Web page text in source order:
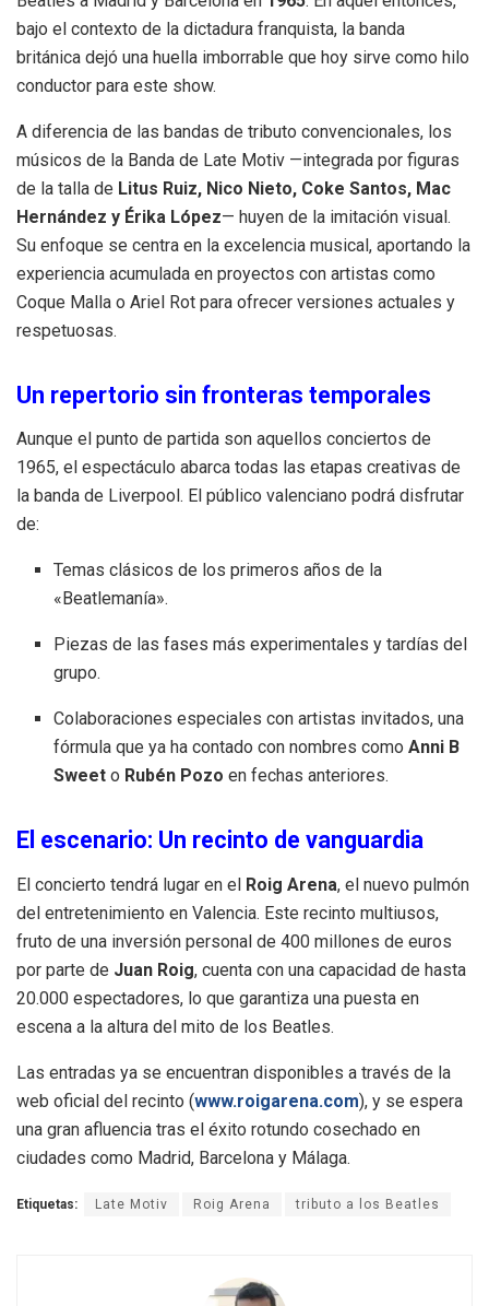
bajo el contexto de la dictadura franquista, la banda
británica dejó una huella imborrable que hoy sirve como hilo
conductor para este show.
A diferencia de las bandas de tributo convencionales, los
músicos de la Banda de Late Motiv —integrada por figuras
de la talla de Litus Ruiz, Nico Nieto, Coke Santos, Mac
Hernández y Érika López— huyen de la imitación visual .
Su enfoque se centra en la excelencia musical, aportando la
experiencia acumulada en proyectos con artistas como
Coque Malla o Ariel Rot para ofrecer versiones actuales y
respetuosas.
Un repertorio sin fronteras temporales
Aunque el punto de partida son aquellos conciertos de
1965, el espectáculo abarca todas las etapas creativas de
la banda de Liverpool . El público valenciano podrá disfrutar
de:
Temas clásicos de los primeros años de la
«Beatlemanía».
Piezas de las fases más experimentales y tardías del
grupo.
Colaboraciones especiales con artistas invitados, una
fórmula que ya ha contado con nombres comoAnni B
Sweet o Rubén Pozo en fechas anteriores.
El escenario: Un recinto de vanguardia
El concierto tendrá lugar en el Roig Arena, el nuevo pulmón
del entretenimiento en Valencia. Este recinto multiusos,
fruto de una inversión personal de 400 millones de euros
por parte de Juan Roig, cuenta con una capacidad de hasta
20.000 espectadores, lo que garantiza una puesta en
escena a la altura del mito de los Beatles.
Las entradas ya se encuentran disponibles a través de la
web oficial del recinto (www.roigarena.com), y se espera
una gran afluencia tras el éxito rotundo cosechado en
ciudades como Madrid, Barcelona y Málaga.
Etiquetas: Late Motiv Roig Arena tributo a los Beatles